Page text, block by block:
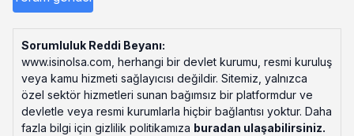
Sorumluluk Reddi Beyanı:
www.isinolsa.com, herhangi bir devlet kurumu, resmi kuruluş
veya kamu hizmeti sağlayıcısı değildir. Sitemiz, yalnızca
özel sektör hizmetleri sunan bağımsız bir platformdur ve
devletle veya resmi kurumlarla hiçbir bağlantısı yoktur. Daha
fazla bilgi için gizlilik politikamıza buradan ulaşabilirsiniz.